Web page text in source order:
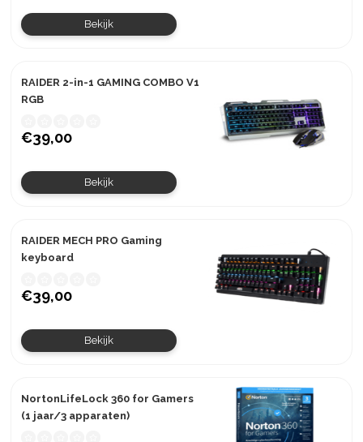
Bekijk
RAIDER 2-in-1 GAMING COMBO V1
RGB
€39,00
Bekijk
RAIDER MECH PRO Gaming
keyboard
€39,00
Bekijk
NortonLifeLock 360 for Gamers
(1 jaar/3 apparaten)